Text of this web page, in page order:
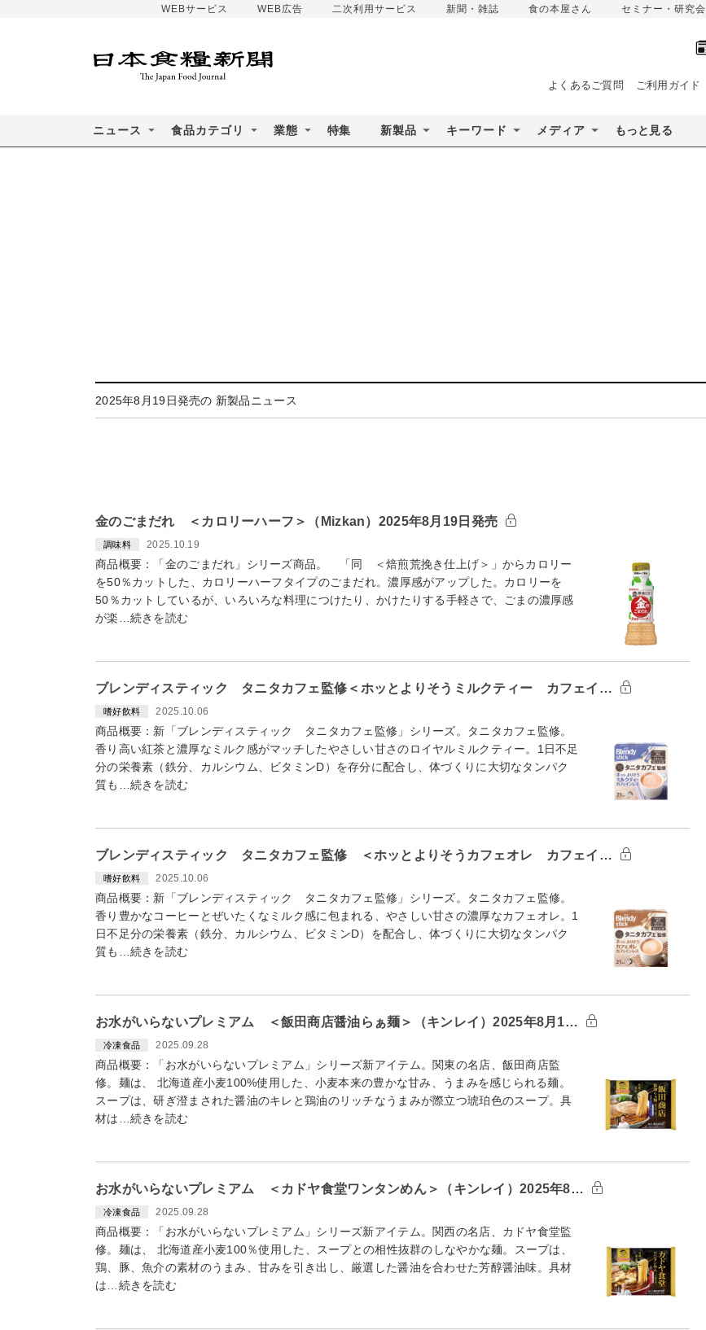
WEBサービス WEB広告 二次利用サービス 新聞・雑誌 食の本屋さん セミナー・研究会
よくあるご質問 ご利用ガイド
ニュース 食品カテゴリ 業態 特集 新製品 キーワード メディア もっと見る
2025年8月19日発売の 新製品ニュース
金のごまだれ ＜カロリーハーフ＞（Mizkan）2025年8月19日発売
調味料 2025.10.19
商品概要：「金のごまだれ」シリーズ商品。 「同 ＜焙煎荒挽き仕上げ＞」からカロリー
を50％カットした、カロリーハーフタイプのごまだれ。濃厚感がアップした。カロリーを
50％カットしているが、いろいろな料理につけたり、かけたりする手軽さで、ごまの濃厚感
が楽…続きを読む
ブレンディスティック タニタカフェ監修＜ホッとよりそうミルクティー カフェイ…
嗜好飲料 2025.10.06
商品概要：新「ブレンディスティック タニタカフェ監修」シリーズ。タニタカフェ監修。
香り高い紅茶と濃厚なミルク感がマッチしたやさしい甘さのロイヤルミルクティー。1日不足
分の栄養素（鉄分、カルシウム、ビタミンD）を存分に配合し、体づくりに大切なタンパク
質も…続きを読む
ブレンディスティック タニタカフェ監修 ＜ホッとよりそうカフェオレ カフェイ…
嗜好飲料 2025.10.06
商品概要：新「ブレンディスティック タニタカフェ監修」シリーズ。タニタカフェ監修。
香り豊かなコーヒーとぜいたくなミルク感に包まれる、やさしい甘さの濃厚なカフェオレ。1
日不足分の栄養素（鉄分、カルシウム、ビタミンD）を配合し、体づくりに大切なタンパク
質も…続きを読む
お水がいらないプレミアム ＜飯田商店醤油らぁ麺＞（キンレイ）2025年8月1…
冷凍食品 2025.09.28
商品概要：「お水がいらないプレミアム」シリーズ新アイテム。関東の名店、飯田商店監
修。麺は、 北海道産小麦100%使用した、小麦本来の豊かな甘み、うまみを感じられる麺。
スープは、研ぎ澄まされた醤油のキレと鶏油のリッチなうまみが際立つ琥珀色のスープ。具
材は…続きを読む
お水がいらないプレミアム ＜カドヤ食堂ワンタンめん＞（キンレイ）2025年8…
冷凍食品 2025.09.28
商品概要：「お水がいらないプレミアム」シリーズ新アイテム。関西の名店、カドヤ食堂監
修。麺は、 北海道産小麦100％使用した、スープとの相性抜群のしなやかな麺。スープは、
鶏、豚、魚介の素材のうまみ、甘みを引き出し、厳選した醤油を合わせた芳醇醤油味。具材
は…続きを読む